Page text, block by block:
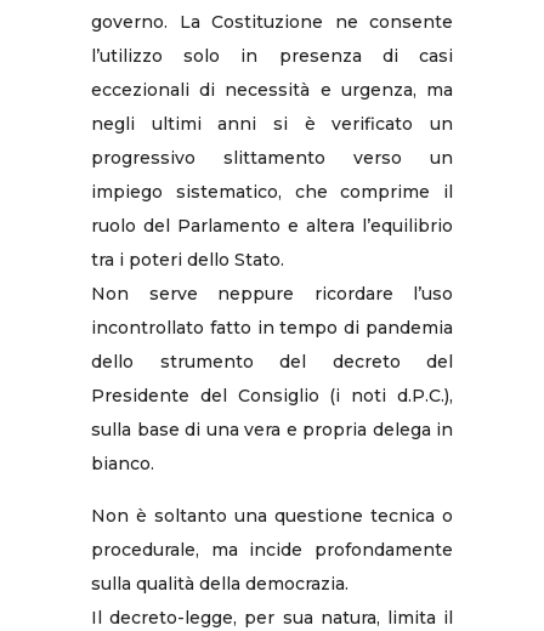
governo. La Costituzione ne consente
l’utilizzo solo in presenza di casi
eccezionali di necessità e urgenza, ma
negli ultimi anni si è verificato un
progressivo slittamento verso un
impiego sistematico, che comprime il
ruolo del Parlamento e altera l’equilibrio
tra i poteri dello Stato.
Non serve neppure ricordare l’uso
incontrollato fatto in tempo di pandemia
dello strumento del decreto del
Presidente del Consiglio (i noti d.P.C.),
sulla base di una vera e propria delega in
bianco.
Non è soltanto una questione tecnica o
procedurale, ma incide profondamente
sulla qualità della democrazia.
Il decreto-legge, per sua natura, limita il